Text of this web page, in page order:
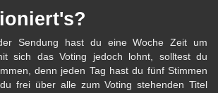
Sendung hast du eine Woche Zeit um
sich das Voting jedoch lohnt, solltest du
denn jeden Tag hast du fünf Stimmen
frei über alle zum Voting stehenden Titel